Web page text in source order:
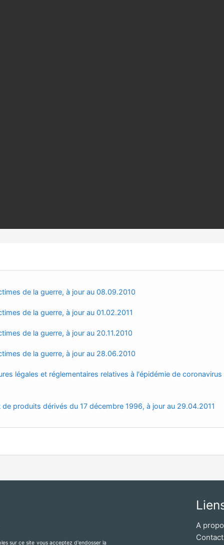
de la guerre, à jour au 08.09.2010
de la guerre, à jour au 01.02.2011
de la guerre, à jour au 20.11.2010
de la guerre, à jour au 28.06.2010
légales et réglementaires relatives à l'épidémie de
produits dérivés du 17 décembre 1996, à jour au 29.04.2011
sur ce site vous acceptez d'endosser la
A
Contact